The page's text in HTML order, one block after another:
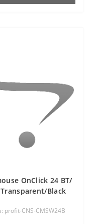
OnClick 24 BT/
Black
profit-CNS-CMSW24B